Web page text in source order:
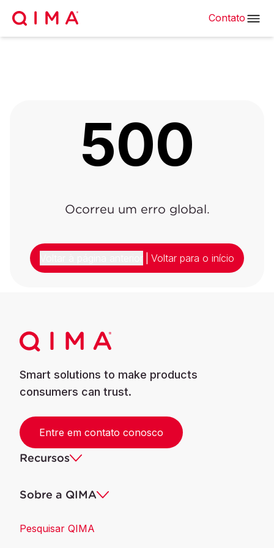
Contato
500
Ocorreu um erro global.
Voltar para o início
Smart solutions to make products
consumers can trust.
Entre em contato conosco
Recursos
Sobre a QIMA
Pesquisar QIMA